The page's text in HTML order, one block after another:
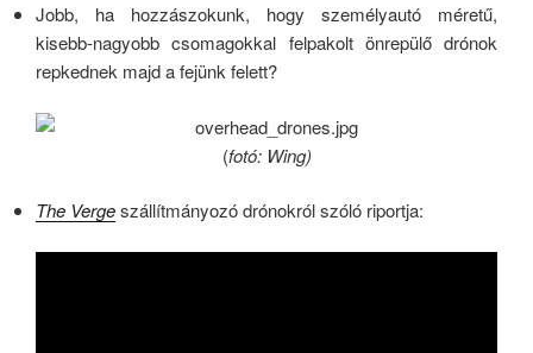
Jobb, ha hozzászokunk, hogy személyautó méretű,
kisebb-nagyobb csomagokkal felpakolt önrepülő drónok
repkednek majd a fejünk felett?
(fotó: Wing)
The Vergeszállítmányozó drónokról szóló riportja: